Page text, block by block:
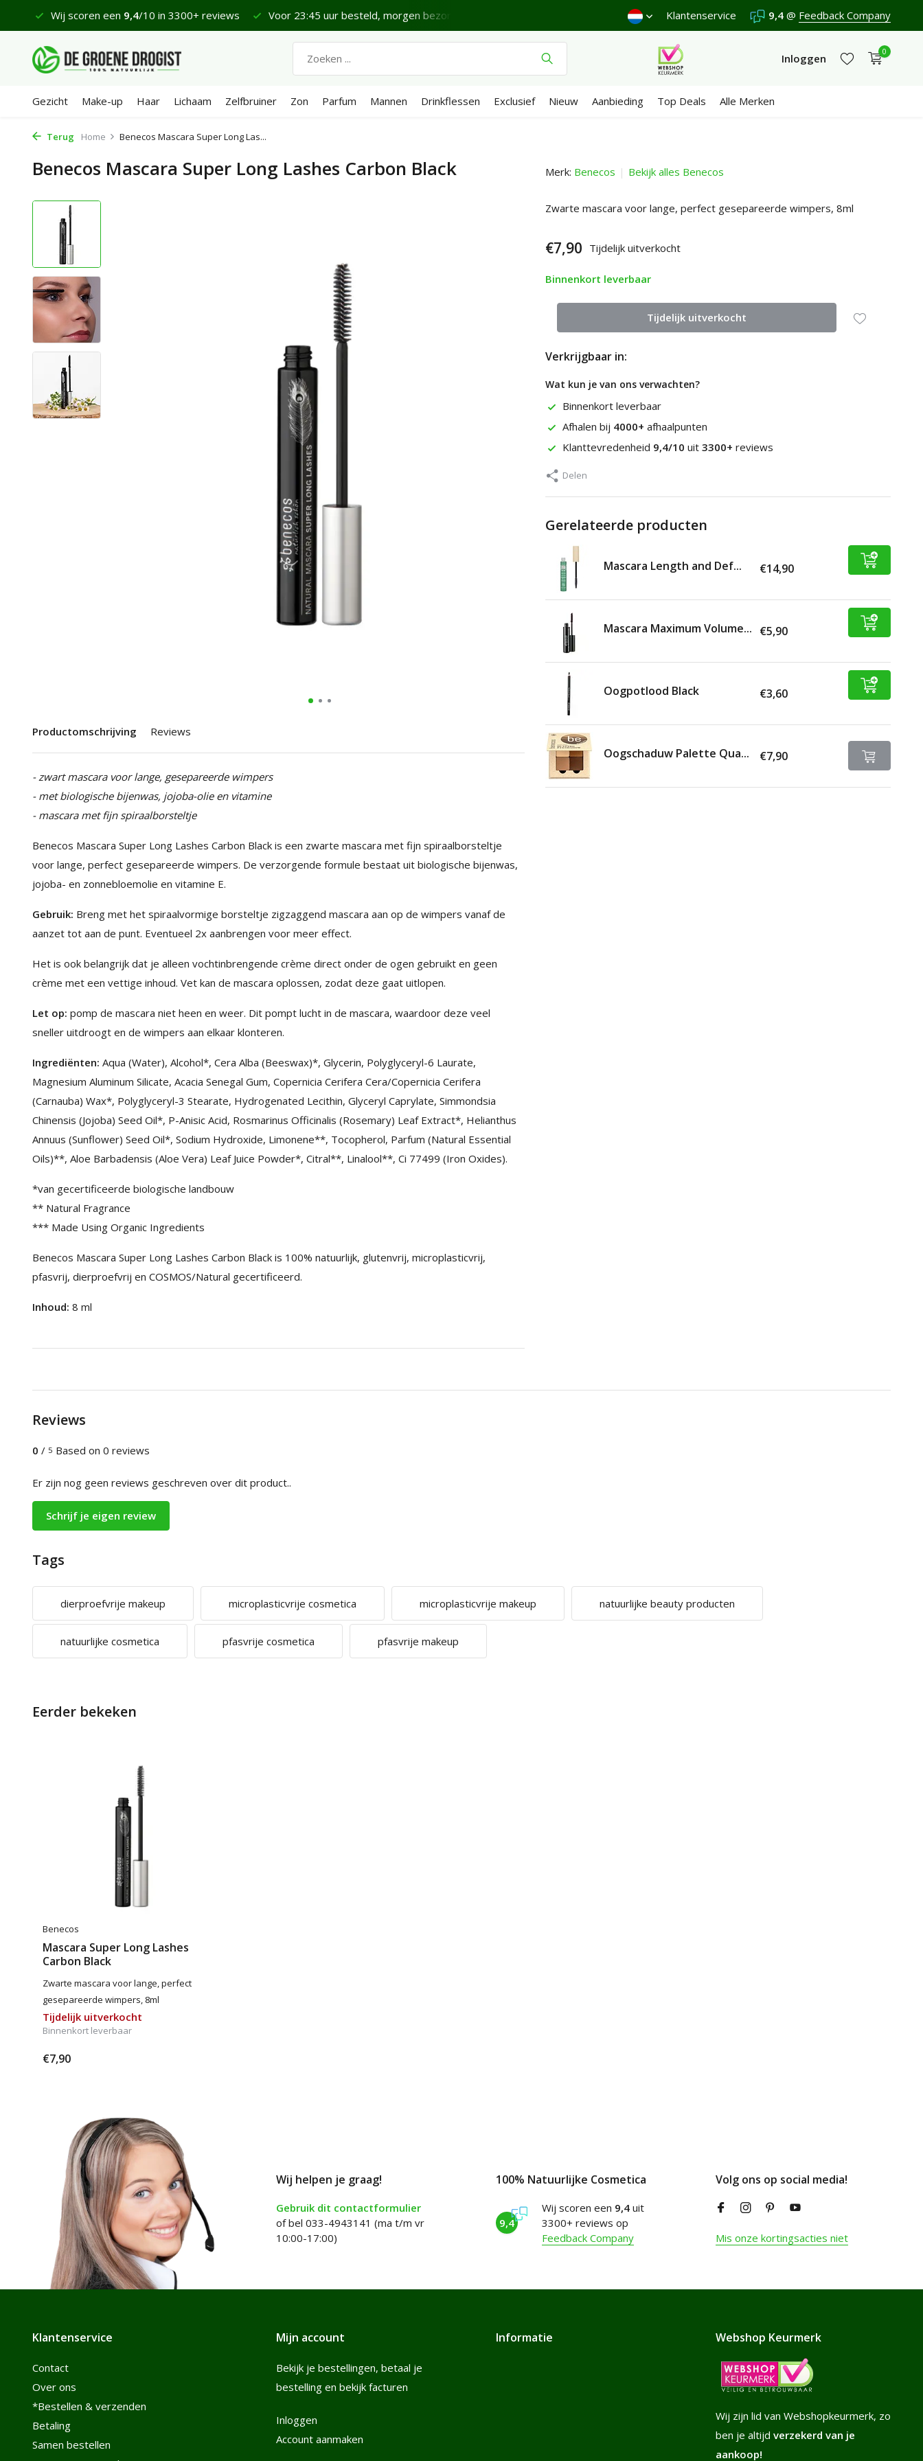
Wij scoren een 9,4/10 in 3300+ reviews Voor 23:45 uur besteld, morgen bezorgd* Verzenden €4,95 (NL)Gratisvanaf €65 Wij scoren een9,4/10 in
Klantenservice 9,4 @ Feedback Company
Inloggen
0
Gezicht Make-up Haar Lichaam Zelfbruiner Zon Parfum Mannen Drinkflessen Exclusief Nieuw Aanbieding Top Deals Alle Merken
Terug Home Benecos Mascara Super Long Las...
Benecos Mascara Super Long Lashes Carbon Black
Productomschrijving Reviews
- zwart mascara voor lange, gesepareerde wimpers
- met biologische bijenwas, jojoba-olie en vitamine
- mascara met fijn spiraalborsteltje
Benecos Mascara Super Long Lashes Carbon Black is een zwarte mascara met fijn spiraalborsteltje
voor lange, perfect gesepareerde wimpers. De verzorgende formule bestaat uit biologische bijenwas,
jojoba- en zonnebloemolie en vitamine E.
Gebruik: Breng met het spiraalvormige borsteltje zigzaggend mascara aan op de wimpers vanaf de
aanzet tot aan de punt. Eventueel 2x aanbrengen voor meer effect.
Het is ook belangrijk dat je alleen vochtinbrengende crème direct onder de ogen gebruikt en geen
crème met een vettige inhoud. Vet kan de mascara oplossen, zodat deze gaat uitlopen.
Let op: pomp de mascara niet heen en weer. Dit pompt lucht in de mascara, waardoor deze veel
sneller uitdroogt en de wimpers aan elkaar klonteren.
Ingrediënten: Aqua (Water), Alcohol*, Cera Alba (Beeswax)*, Glycerin, Polyglyceryl-6 Laurate,
Magnesium Aluminum Silicate, Acacia Senegal Gum, Copernicia Cerifera Cera/Copernicia Cerifera
(Carnauba) Wax*, Polyglyceryl-3 Stearate, Hydrogenated Lecithin, Glyceryl Caprylate, Simmondsia
Chinensis (Jojoba) Seed Oil*, P-Anisic Acid, Rosmarinus Officinalis (Rosemary) Leaf Extract*, Helianthus
Annuus (Sunflower) Seed Oil*, Sodium Hydroxide, Limonene**, Tocopherol, Parfum (Natural Essential
Oils)**, Aloe Barbadensis (Aloe Vera) Leaf Juice Powder*, Citral**, Linalool**, Ci 77499 (Iron Oxides).
*van gecertificeerde biologische landbouw
** Natural Fragrance
*** Made Using Organic Ingredients
Benecos Mascara Super Long Lashes Carbon Black is 100% natuurlijk, glutenvrij, microplasticvrij,
pfasvrij, dierproefvrij en COSMOS/Natural gecertificeerd.
Inhoud: 8 ml
Merk: Benecos Bekijk alles Benecos
Zwarte mascara voor lange, perfect gesepareerde wimpers, 8ml
€7,90 Tijdelijk uitverkocht
Binnenkort leverbaar
Tijdelijk uitverkocht
Verkrijgbaar in:
Wat kun je van ons verwachten?
Binnenkort leverbaar
Afhalen bij 4000+ afhaalpunten
Klanttevredenheid 9,4/10 uit 3300+ reviews
Delen
Gerelateerde producten
Mascara Length and Def... €14,90
Mascara Maximum Volume... €5,90
Oogpotlood Black €3,60
Oogschaduw Palette Qua... €7,90
Reviews
0 / 5 Based on 0 reviews
Er zijn nog geen reviews geschreven over dit product..
Schrijf je eigen review
Tags
dierproefvrije makeup microplasticvrije cosmetica microplasticvrije makeup natuurlijke beauty producten
natuurlijke cosmetica pfasvrije cosmetica pfasvrije makeup
Eerder bekeken
Benecos
Mascara Super Long Lashes
Carbon Black
Zwarte mascara voor lange, perfect
gesepareerde wimpers, 8ml
Tijdelijk uitverkocht
Binnenkort leverbaar
€7,90
Wij helpen je graag!
Gebruik dit contactformulier
of bel 033-4943141 (ma t/m vr
10:00-17:00)
100% Natuurlijke Cosmetica
9,4
Wij scoren een 9,4 uit
3300+ reviews op
Feedback Company
Volg ons op social media!
Mis onze kortingsacties niet
Klantenservice
Contact
Over ons
*Bestellen & verzenden
Betaling
Samen bestellen
Mijn account
Bekijk je bestellingen, betaal je
bestelling en bekijk facturen
Inloggen
Account aanmaken
Informatie Webshop Keurmerk
Wij zijn lid van Webshopkeurmerk, zo
ben je altijd verzekerd van je
aankoop!